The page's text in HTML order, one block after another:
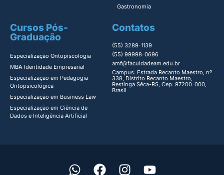
Gastronomia
Cursos Pós-
Graduação
Especialização Ontopiscologia ​
MBA Identidade Empresarial​
Especialização em Pedagogia
Ontopsicológica​
Especialização em Business Law
Especialização em Ciência de
Dados e Inteligência Artificial
Contatos
(55) 3289-1139
(55) 99998-0696
amf@faculdadeam.edu.br
Campus: Estrada Recanto Maestro, nº
338, Distrito Recanto Maestro,
Restinga Sêca-RS, Cep: 97200-000,
Brasil